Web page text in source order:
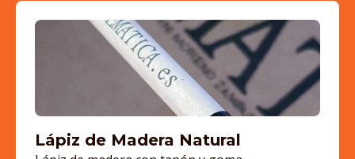
Lápiz de Madera Natural